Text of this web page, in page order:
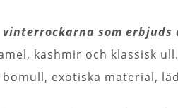
vinterrockarna som
kashmir och klassisk
bomull, exotiska material,